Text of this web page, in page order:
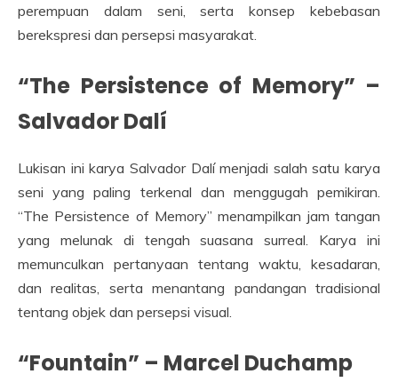
perempuan dalam seni, serta konsep kebebasan
berekspresi dan persepsi masyarakat.
“The Persistence of Memory” –
Salvador Dalí
Lukisan ini karya Salvador Dalí menjadi salah satu karya
seni yang paling terkenal dan menggugah pemikiran.
“The Persistence of Memory” menampilkan jam tangan
yang melunak di tengah suasana surreal. Karya ini
memunculkan pertanyaan tentang waktu, kesadaran,
dan realitas, serta menantang pandangan tradisional
tentang objek dan persepsi visual.
“Fountain” – Marcel Duchamp